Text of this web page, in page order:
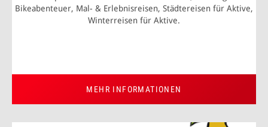
Bikeabenteuer, Mal- & Erlebnisreisen, Städtereisen für Aktive,
Winterreisen für Aktive.
MEHR INFORMATIONEN